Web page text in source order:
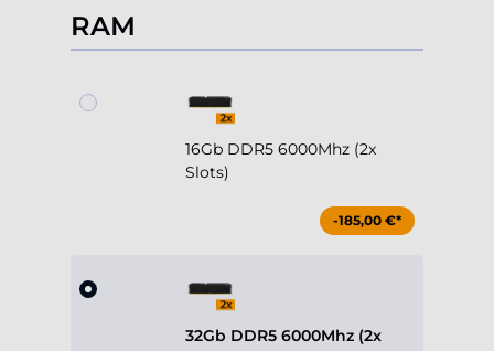
RAM
16Gb DDR5 6000Mhz (2x
Slots)
-185,00 €*
32Gb DDR5 6000Mhz (2x